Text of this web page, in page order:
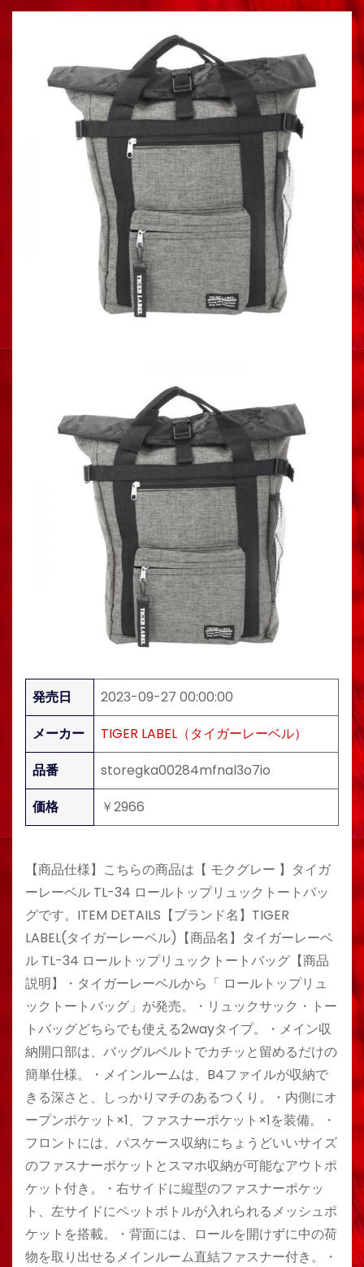
発売日
2023-09-27 00:00:00
メーカー
TIGER LABEL（タイガーレーベル）
品番
storegka00284mfnal3o7io
価格
￥2966
【商品仕様】こちらの商品は【 モクグレー 】タイガ
ーレーベル TL-34 ロールトップリュックトートバッ
グです。ITEM DETAILS【ブランド名】TIGER
LABEL(タイガーレーベル)【商品名】タイガーレーベ
ル TL-34 ロールトップリュックトートバッグ【商品
説明】・タイガーレーベルから「 ロールトップリュ
ックトートバッグ」が発売。・リュックサック・トー
トバッグどちらでも使える2wayタイプ。・メイン収
納開口部は、バッグルベルトでカチッと留めるだけの
簡単仕様。・メインルームは、B4ファイルが収納で
きる深さと、しっかりマチのあるつくり。・内側にオ
ープンポケット×1、ファスナーポケット×1を装備。・
フロントには、パスケース収納にちょうどいいサイズ
のファスナーポケットとスマホ収納が可能なアウトポ
ケット付き。・右サイドに縦型のファスナーポケッ
ト、左サイドにペットボトルが入れられるメッシュポ
ケットを搭載。・背面には、ロールを開けずに中の荷
物を取り出せるメインルーム直結ファスナー付き。・